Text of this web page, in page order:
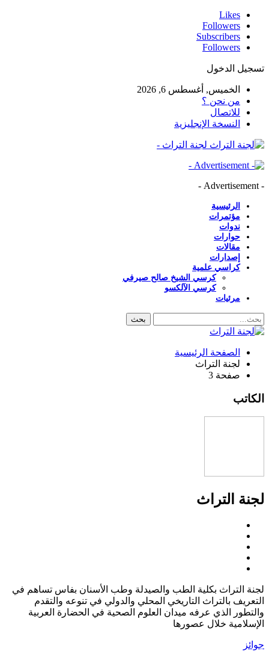
Likes
Followers
Subscribers
Followers
تسجيل الدخول
الخميس, أغسطس 6, 2026
من نحن ؟
للاتصال
النسخة الإنجليزية
لجنة التراث -
- Advertisement -
الرئيسية
مؤتمرات
ندوات
حوارات
مقالات
إصدارات
كراسي علمية
كرسي الشيخ صالح صيرفي
كرسي الآلكسو
مرئيات
الصفحة الرئيسية
لجنة التراث
صفحة 3
الكاتب
لجنة التراث
لجنة التراث بكلية الطب والصيدلة وطب الأسنان بفاس تساهم في
التعريف بالتراث التاريخي المحلي والدولي في تنوعه والتقدم
والتطور الذي عرفه ميدان العلوم الصحية في الحضارة العربية
الإسلامية خلال عصورها
جوائز